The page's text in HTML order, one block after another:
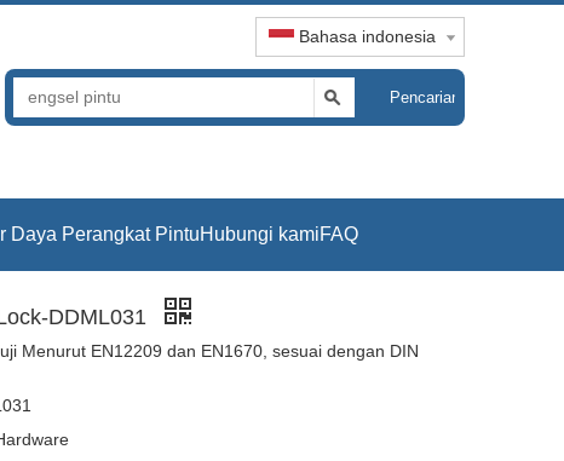
Bahasa indonesia
Pencarian
Daya Perangkat PintuHubungi kamiFAQ
DDML031
Menurut EN12209 dan EN1670, sesuai dengan DIN